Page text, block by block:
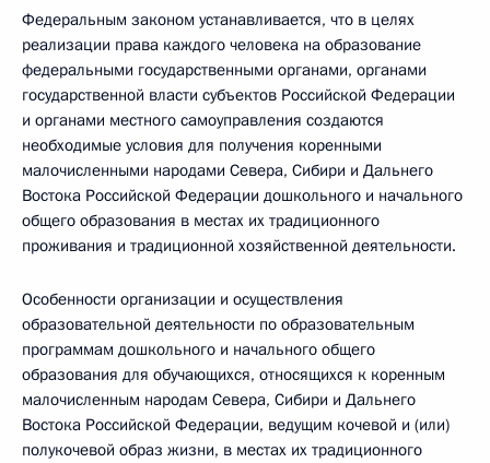
Федеральным законом устанавливается, что в целях
реализации права каждого человека на образование
федеральными государственными органами, органами
государственной власти субъектов Российской Федерации
и органами местного самоуправления создаются
необходимые условия для получения коренными
малочисленными народами Севера, Сибири и Дальнего
Востока Российской Федерации дошкольного и начального
общего образования в местах их традиционного
проживания и традиционной хозяйственной деятельности.
Особенности организации и осуществления
образовательной деятельности по образовательным
программам дошкольного и начального общего
образования для обучающихся, относящихся к коренным
малочисленным народам Севера, Сибири и Дальнего
Востока Российской Федерации, ведущим кочевой и (или)
полукочевой образ жизни, в местах их традиционного